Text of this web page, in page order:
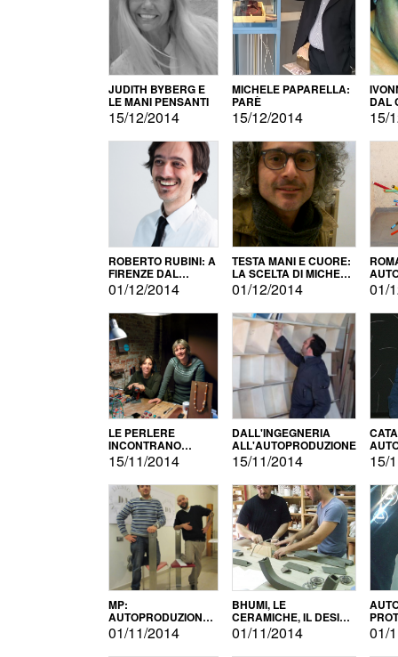
JUDITH BYBERG E
LE MANI PENSANTI
15/12/2014
MICHELE PAPARELLA:
PARÈ
15/12/2014
DAL
15/
ROBERTO RUBINI: A
FIRENZE DAL
PRODOTTO ALLA
PROMOZIONE
01/12/2014
TESTA MANI E CUORE:
LA SCELTA DI MICHELE
BARBERIO
01/12/2014 01/
LE PERLERE
INCONTRANO
L'AUTOPRODUZIONE
15/11/2014
DALL'INGEGNERIA
ALL'AUTOPRODUZIONE
15/11/2014 15/
MP:
AUTOPRODUZIONE
E INNOVAZIONE
01/11/2014
BHUMI, LE
CERAMICHE, IL DESIGN
E L'AUTOPRODUZIONE
01/11/2014 01/